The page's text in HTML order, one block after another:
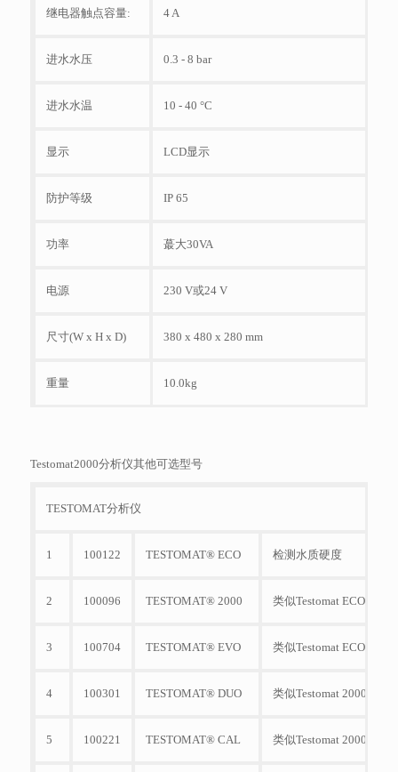
继电器触点容量: 4 A
进水水压 0.3 - 8 bar
进水水温 10 - 40 °C
显示 LCD显示
防护等级 IP 65
功率 蕞大30VA
电源 230 V或24 V
尺寸(W x H x D) 380 x 480 x 280 mm
重量 10.0kg
Testomat2000分析仪其他可选型号
TESTOMAT分析仪
1 100122 TESTOMAT® ECO 检测水质硬度
2 100096 TESTOMAT® 2000 类似Testomat ECO
3 100704 TESTOMAT® EVO 类似Testomat ECO
4 100301 TESTOMAT® DUO 类似Testomat 2000，
5 100221 TESTOMAT® CAL 类似Testomat 2000，增